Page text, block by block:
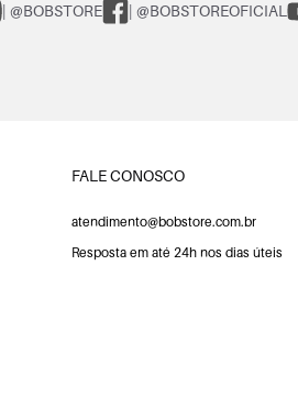
| @BOBSTORE | @BOBSTOREOFICIAL
FALE CONOSCO
atendimento@bobstore.com.br
Resposta em até 24h nos dias úteis